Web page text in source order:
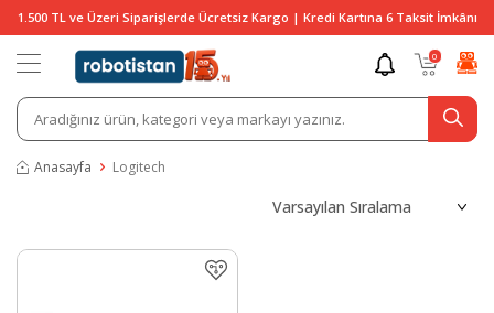
1.500 TL ve Üzeri Siparişlerde Ücretsiz Kargo | Kredi Kartına 6 Taksit İmkânı
0
Anasayfa Logitech